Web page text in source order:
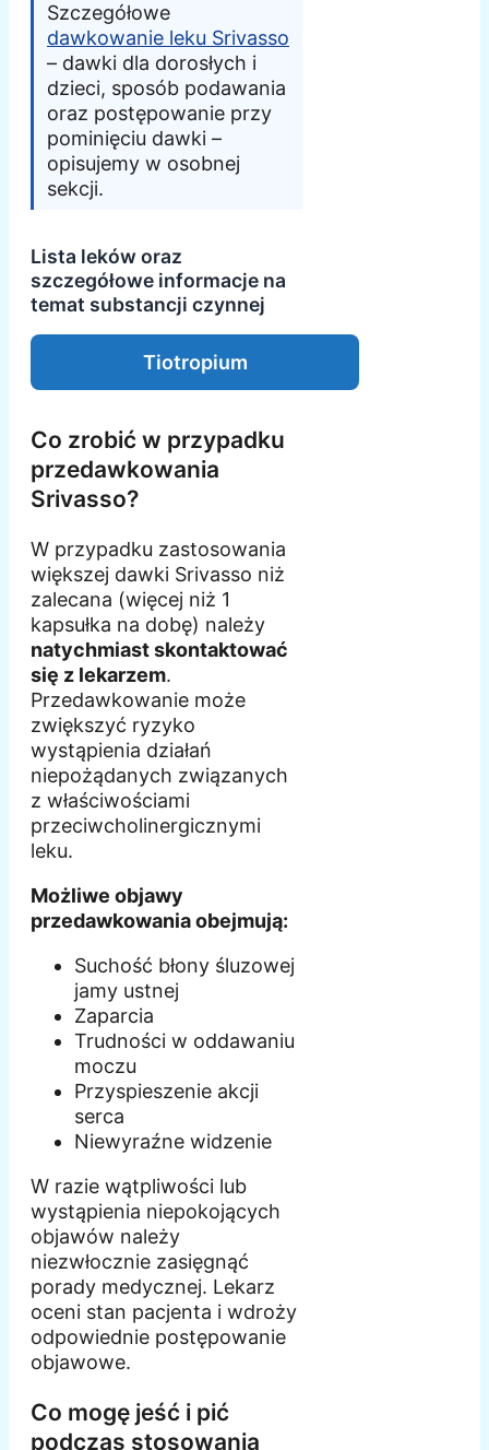
Szczegółowe
dawkowanie leku Srivasso
– dawki dla dorosłych i
dzieci, sposób podawania
oraz postępowanie przy
pominięciu dawki –
opisujemy w osobnej
sekcji.
Lista leków oraz
szczegółowe informacje na
temat substancji czynnej
Tiotropium
Co zrobić w przypadku
przedawkowania
Srivasso?
W przypadku zastosowania
większej dawki Srivasso niż
zalecana (więcej niż 1
kapsułka na dobę) należy
natychmiast skontaktować
się z lekarzem.
Przedawkowanie może
zwiększyć ryzyko
wystąpienia działań
niepożądanych związanych
z właściwościami
przeciwcholinergicznymi
leku.
Możliwe objawy
przedawkowania obejmują:
Suchość błony śluzowej
jamy ustnej
Zaparcia
Trudności w oddawaniu
moczu
Przyspieszenie akcji
serca
Niewyraźne widzenie
W razie wątpliwości lub
wystąpienia niepokojących
objawów należy
niezwłocznie zasięgnąć
porady medycznej. Lekarz
oceni stan pacjenta i wdroży
odpowiednie postępowanie
objawowe.
Co mogę jeść i pić
podczas stosowania